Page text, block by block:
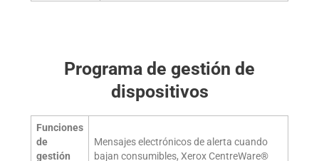
Programa de gestión de
dispositivos
Funciones
de
gestión
Mensajes electrónicos de alerta cuando
bajan consumibles, Xerox CentreWare®